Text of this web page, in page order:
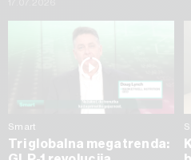
Smart
Tri globalna megatrenda: